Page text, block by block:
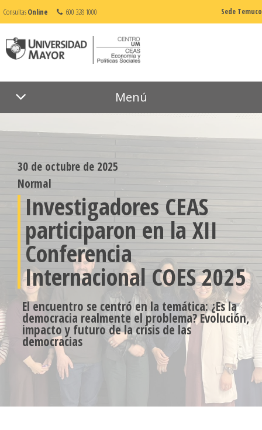
ConsultasOnline 600 328 1000 Sede Temuco
Menú
30 de octubre de 2025
Normal
Investigadores CEAS
participaron en la XII
Conferencia
Internacional COES 2025
El encuentro se centró en la temática: ¿Es la
democracia realmente el problema? Evolución,
impacto y futuro de la crisis de las
democracias